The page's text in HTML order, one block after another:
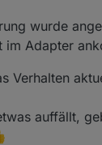
wurde
Adapter
Verhalten
auffällt,